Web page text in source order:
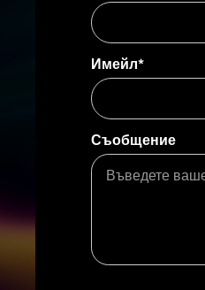
Имейл*
Съобщение